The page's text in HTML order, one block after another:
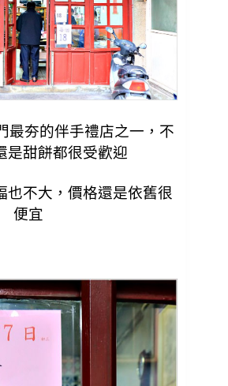
最夯的伴手禮店之一，不
是甜餅都很受歡迎
也不大，價格還是依舊很
便宜